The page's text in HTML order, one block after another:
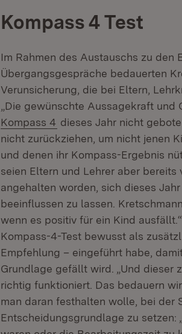
Kompass 4 Test
Im Rahmen des Austauschs zu
Übergangsgespräche bedauerten
Verunsicherung, die bei Eltern,
„Die gewünschte Aussagekraft
Kompass 4 (Öffnet in neuem Fenster)
dieses Jahr nicht
nicht zurückziehen, um nicht jenen
und denen ihr Kompass-Ergebnis
seien Eltern und Lehrer aber
angehalten worden, sich dieses
beeinflussen zu lassen.
wenn es positiv für ein Kind
Kompass-4-Test bewusst als
Empfehlung – eingeführt habe,
Grundlage gefällt wird. „Und dieser
richtig funktioniert. Das bedauern
man daran festhalten wolle, bei der
Entscheidungsgrundlage zu